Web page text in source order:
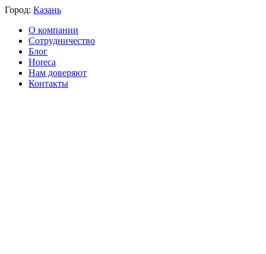
Город: Казань
О компании
Сотрудничество
Блог
Horeca
Нам доверяют
Контакты